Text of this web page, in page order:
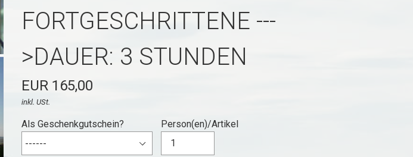
FORTGESCHRITTENE ---
>DAUER: 3 STUNDEN
EUR 165,00
inkl. USt.
Als Geschenkgutschein? Person(en)/Artikel